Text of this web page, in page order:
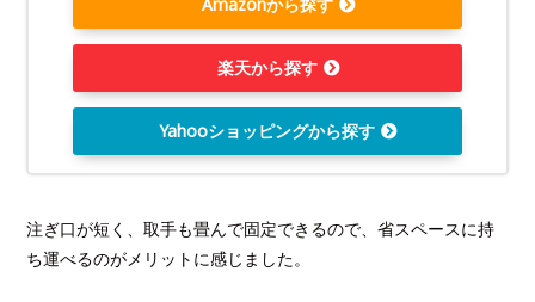
楽天から探す
Yahooショッピングから探す
注ぎ口が短く、取手も畳んで固定できるので、省スペースに持
ち運べるのがメリットに感じました。